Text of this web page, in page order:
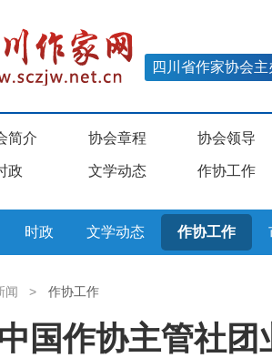
四川省作家协会主
简介 协会章程 协会领导
政 文学动态 作协工作
时政 文学动态 作协工作
闻 > 作协工作
国作协主管社